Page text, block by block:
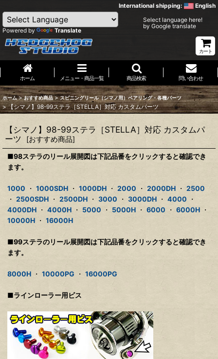
International shipping: English
Powered by Translate
Select language here!
by Google translate
カート
ホーム メニュー・商品一覧 商品検索 問い合わせ
ホーム > おすすめ商品 > スピニングリール（シマノ用）ベアリング・各種パーツ
> 【シマノ】98-99ステラ［STELLA］対応 カスタムパーツ
【シマノ】98-99ステラ［STELLA］対応 カスタムパ
ーツ
[おすすめ商品]
■98ステラのリール展開図は下記品番をクリックすると確認でき
ます。
1000 ・ 1000SDH ・ 1000DH ・ 2000 ・ 2000DH ・ 2500
・ 2500SDH ・ 2500DH ・ 3000 ・ 3000DH ・ 4000 ・
4000DH ・ 4000H ・ 5000 ・ 5000H ・ 6000 ・ 6000H ・
10000H ・ 16000H
■99ステラのリール展開図は下記品番をクリックすると確認でき
ます。
8000H ・ 10000PG ・ 16000PG
■ラインローラー用ビス